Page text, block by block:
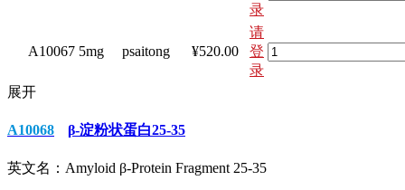
录
A10067 5mg psaitong ¥520.00
请
登
录
展开
A10068 β-淀粉状蛋白25-35
英文名： Amyloid β-Protein Fragment 25-35